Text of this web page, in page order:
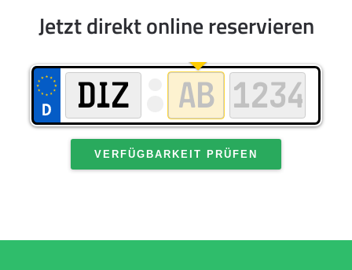
Jetzt direkt online reservieren
VERFÜGBARKEIT PRÜFEN